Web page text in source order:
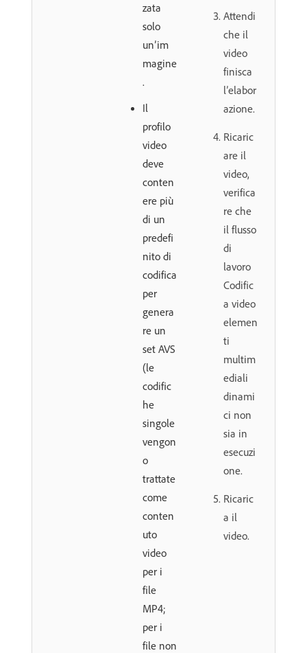
zata
solo
un’im
magine
.
Il
profilo
video
deve
conten
ere più
di un
predefi
nito di
codifica
per
genera
re un
set AVS
(le
codific
he
singole
vengon
o
trattate
come
conten
uto
video
per i
file
MP4;
per i
file non
Attendi
che il
video
finisca
l’elabor
azione.
Ricaric
are il
video,
verifica
re che
il flusso
di
lavoro
Codific
a video
elemen
ti
multim
ediali
dinami
ci non
sia in
esecuzi
one.
Ricaric
a il
video.